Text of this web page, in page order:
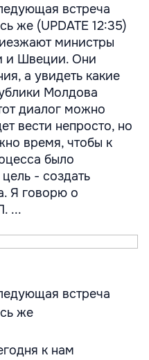
встреча
же (UPDATE 12:35)
министры
и Швеции. Они
а увидеть какие
Молдова
диалог можно
вести непросто, но
время, чтобы к
было
- создать
Я говорю о
...
встреча
же
к нам